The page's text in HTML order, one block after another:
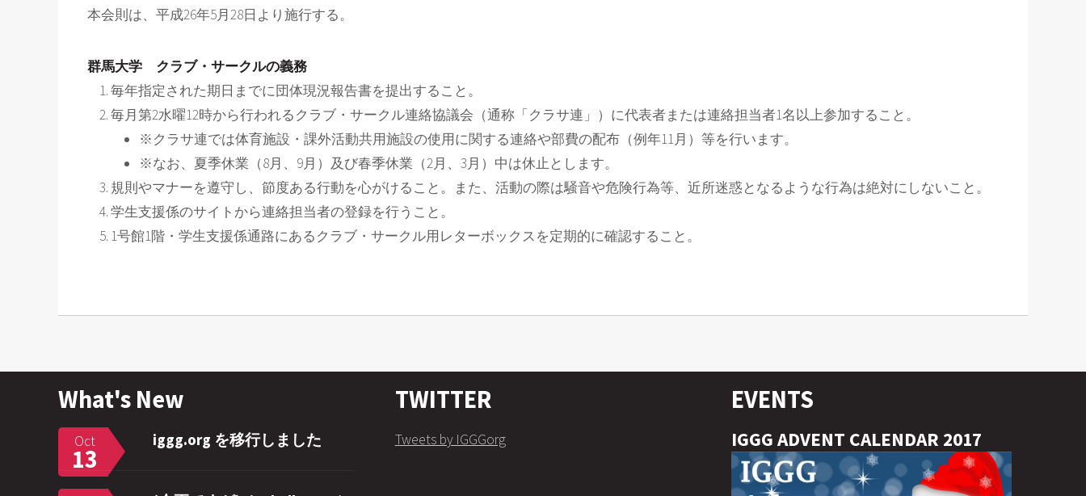
本会則は、平成26年5月28日より施行する。
群馬大学 クラブ・サークルの義務
毎年指定された期日までに団体現況報告書を提出すること。
毎月第2水曜12時から行われるクラブ・サークル連絡協議会（通称「クラサ連」）に代表者または連絡担当者1名以上参加すること。
※クラサ連では体育施設・課外活動共用施設の使用に関する連絡や部費の配布（例年11月）等を行います。
※なお、夏季休業（8月、9月）及び春季休業（2月、3月）中は休止とします。
規則やマナーを遵守し、節度ある行動を心がけること。また、活動の際は騒音や危険行為等、近所迷惑となるような行為は絶対にしないこと。
学生支援係のサイトから連絡担当者の登録を行うこと。
1号館1階・学生支援係通路にあるクラブ・サークル用レターボックスを定期的に確認すること。
What's New
Oct
13
iggg.org を移行しました
TWITTER
Tweets by IGGGorg
EVENTS
IGGG ADVENT CALENDAR 2017